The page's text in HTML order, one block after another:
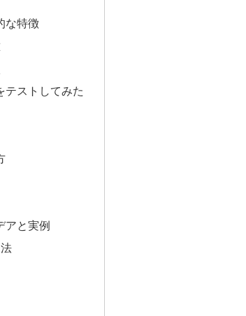
な特徴
テストしてみた
アと実例